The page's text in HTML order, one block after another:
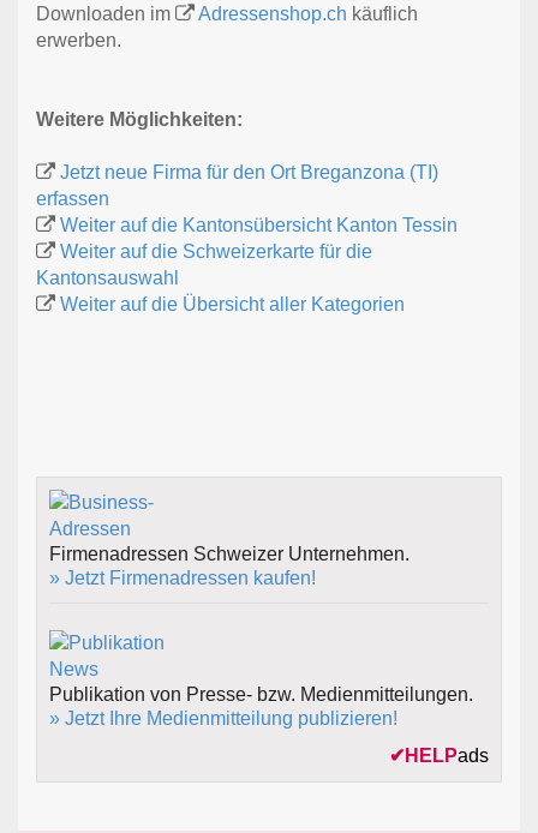
Downloaden im
Adressenshop.ch käuflich
erwerben.
Weitere Möglichkeiten:
Jetzt neue Firma für den Ort Breganzona (TI)
erfassen
Weiter auf die Kantonsübersicht Kanton Tessin
Weiter auf die Schweizerkarte für die
Kantonsauswahl
Weiter auf die Übersicht aller Kategorien
Firmenadressen Schweizer Unternehmen.
» Jetzt Firmenadressen kaufen!
Publikation von Presse- bzw. Medienmitteilungen.
» Jetzt Ihre Medienmitteilung publizieren!
✔ HELPads